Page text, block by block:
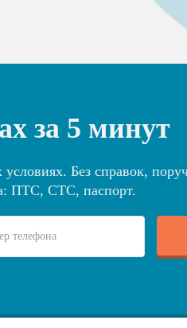
за 5 минут
Без справок,
ПТС, СТС, паспорт.